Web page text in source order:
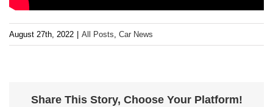
August 27th, 2022 | All Posts Car News
Share This Story, Choose Your Platform!